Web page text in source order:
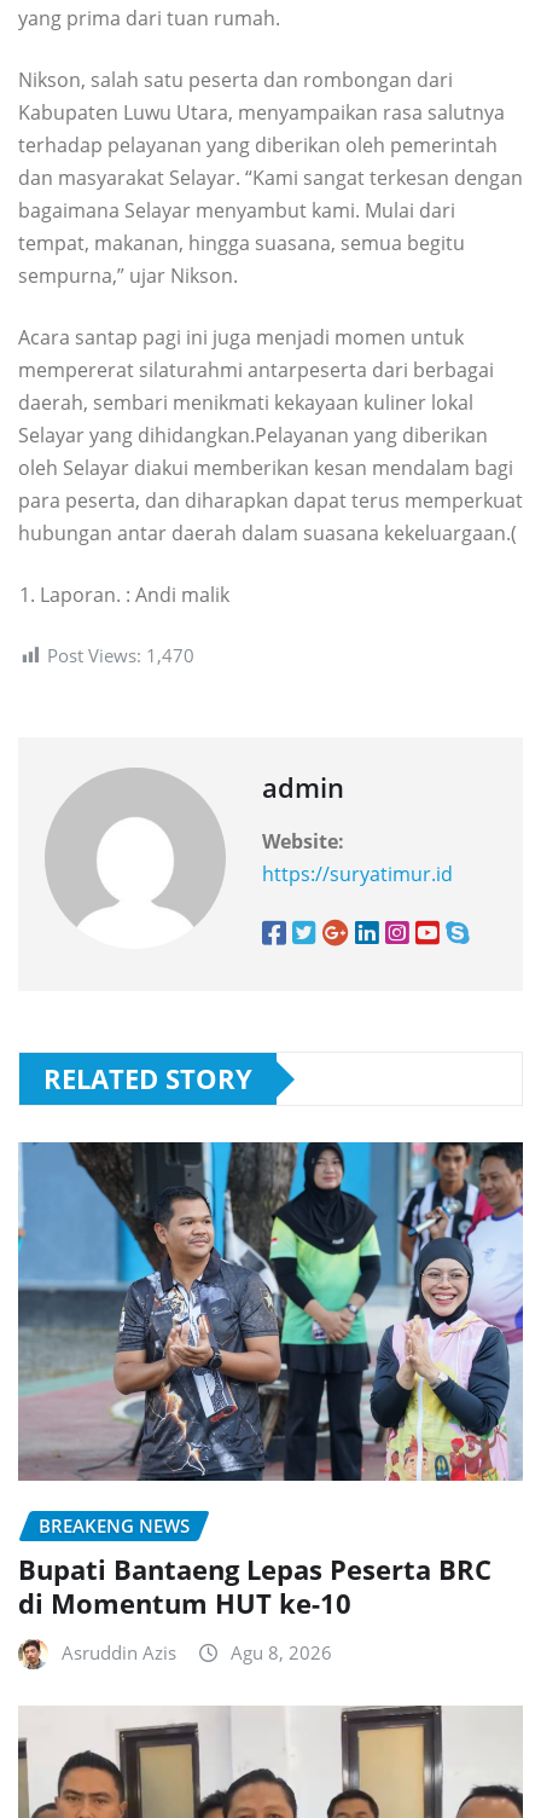
yang prima dari tuan rumah.
Nikson, salah satu peserta dan rombongan dari
Kabupaten Luwu Utara, menyampaikan rasa salutnya
terhadap pelayanan yang diberikan oleh pemerintah
dan masyarakat Selayar. “Kami sangat terkesan dengan
bagaimana Selayar menyambut kami. Mulai dari
tempat, makanan, hingga suasana, semua begitu
sempurna,” ujar Nikson.
Acara santap pagi ini juga menjadi momen untuk
mempererat silaturahmi antarpeserta dari berbagai
daerah, sembari menikmati kekayaan kuliner lokal
Selayar yang dihidangkan.Pelayanan yang diberikan
oleh Selayar diakui memberikan kesan mendalam bagi
para peserta, dan diharapkan dapat terus memperkuat
hubungan antar daerah dalam suasana kekeluargaan.(
Laporan. : Andi malik
Post Views: 1,470
admin
Website:
https://suryatimur.id
RELATED STORY
BREAKENG NEWS
Bupati Bantaeng Lepas Peserta BRC
di Momentum HUT ke-10
Asruddin Azis Agu 8, 2026